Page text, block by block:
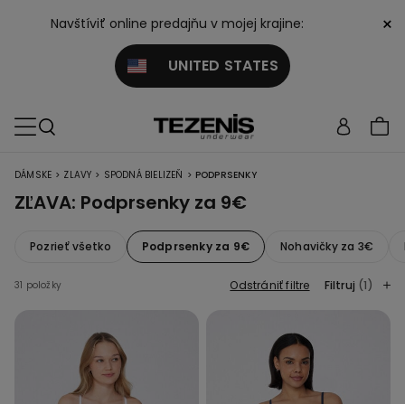
Navštíviť online predajňu v mojej krajine:
UNITED STATES
×
DÁMSKE > ZLAVY > SPODNÁ BIELIZEŇ > PODPRSENKY
ZĽAVA: Podprsenky za 9€
Pozrieť všetko Podprsenky za 9€ Nohavičky za 3€
31 položky Odstrániť filtre Filtruj (1)